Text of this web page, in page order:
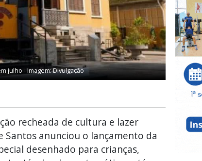
julho - Imagem: Divulgação
recheada de cultura e lazer
anunciou o lançamento da
desenhado para crianças,